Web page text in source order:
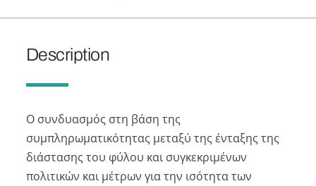
Description
Ο συνδυασμός στη βάση της
συμπληρωματικότητας μεταξύ της ένταξης της
διάστασης του φύλου και συγκεκριμένων
πολιτικών και μέτρων για την ισότητα των